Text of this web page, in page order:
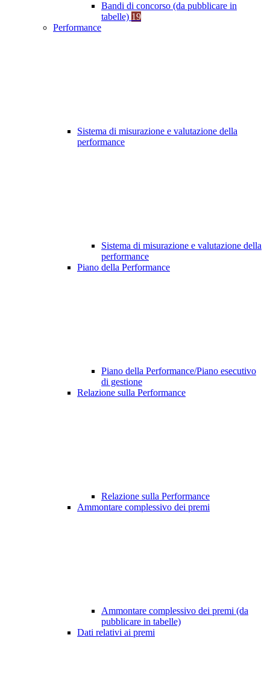
Bandi di concorso (da pubblicare in
tabelle) 19
Performance
Sistema di misurazione e valutazione della
performance
Sistema di misurazione e valutazione della
performance
Piano della Performance
Piano della Performance/Piano esecutivo
di gestione
Relazione sulla Performance
Relazione sulla Performance
Ammontare complessivo dei premi
Ammontare complessivo dei premi (da
pubblicare in tabelle)
Dati relativi ai premi